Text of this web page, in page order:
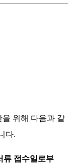
위해 다음과 같
다.
류 접수일로부